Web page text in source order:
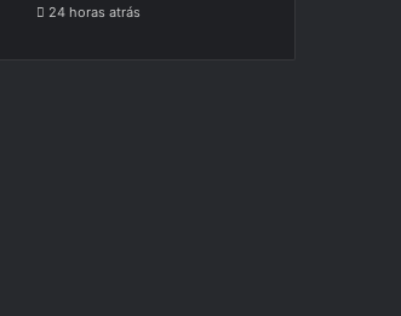
24 horas atrás